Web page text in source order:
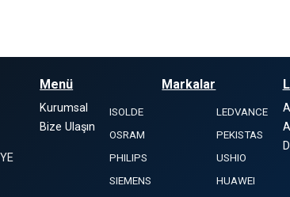
Menü
Kurumsal
Bize Ulaşın
Markalar
ISOLDE
LEDVANCE
OSRAM
PEKISTAS
PHILIPS
USHIO
SIEMENS
HUAWEI